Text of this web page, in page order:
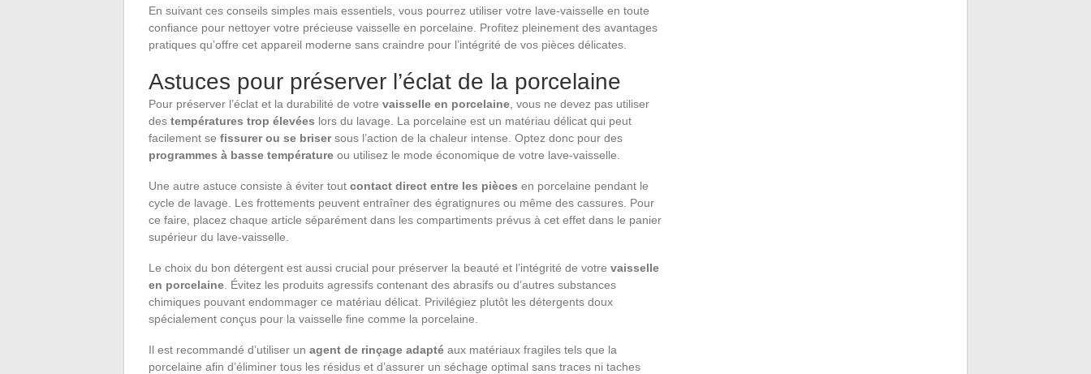
En suivant ces conseils simples mais essentiels, vous pourrez utiliser votre lave-vaisselle en toute
confiance pour nettoyer votre précieuse vaisselle en porcelaine. Profitez pleinement des avantages
pratiques qu’offre cet appareil moderne sans craindre pour l’intégrité de vos pièces délicates.
Astuces pour préserver l’éclat de la porcelaine
Pour préserver l’éclat et la durabilité de votre vaisselle en porcelaine , vous ne devez pas utiliser
des températures trop élevées lors du lavage. La porcelaine est un matériau délicat qui peut
facilement se fissurer ou se brisersous l’action de la chaleur intense. Optez donc pour des
programmes à basse température ou utilisez le mode économique de votre lave-vaisselle.
Une autre astuce consiste à éviter tout contact direct entre les pièces en porcelaine pendant le
cycle de lavage. Les frottements peuvent entraîner des égratignures ou même des cassures. Pour
ce faire, placez chaque article séparément dans les compartiments prévus à cet effet dans le panier
supérieur du lave-vaisselle.
Le choix du bon détergent est aussi crucial pour préserver la beauté et l’intégrité de votre vaisselle
en porcelaine . Évitez les produits agressifs contenant des abrasifs ou d’autres substances
chimiques pouvant endommager ce matériau délicat. Privilégiez plutôt les détergents doux
spécialement conçus pour la vaisselle fine comme la porcelaine.
Il est recommandé d’utiliser un agent de rinçage adapté aux matériaux fragiles tels que la
porcelaine afin d’éliminer tous les résidus et d’assurer un séchage optimal sans traces ni taches